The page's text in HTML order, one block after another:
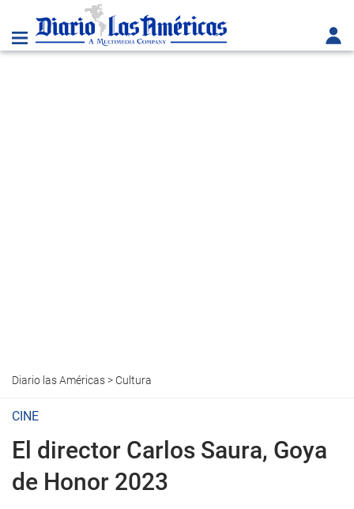
Diario las Américas> Cultura
CINE
El director Carlos Saura, Goya
de Honor 2023